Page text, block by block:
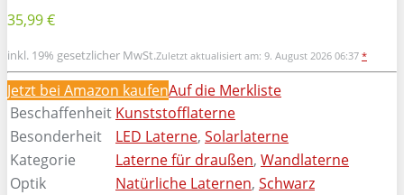
35,99 €
inkl. 19% gesetzlicher MwSt.Zuletzt aktualisiert am: 9. August 2026 06:37 *
Jetzt bei Amazon kaufenAuf die Merkliste
Beschaffenheit Kunststofflaterne
Besonderheit
LED Laterne, Solarlaterne
Kategorie
Laterne für draußen, Wandlaterne
Optik
Natürliche Laternen, Schwarz